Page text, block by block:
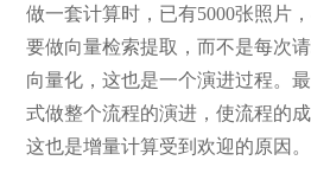
做一套计算时，已有5000张照片
要做向量检索提取，而不是每次
向量化，这也是一个演进过程。
式做整个流程的演进，使流程的
这也是增量计算受到欢迎的原因。